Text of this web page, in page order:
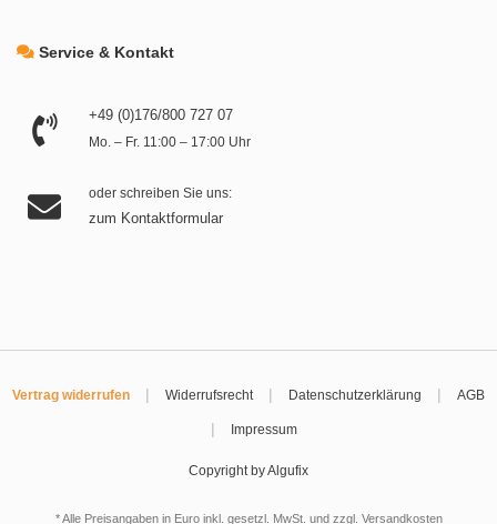
Service & Kontakt
+49 (0)176/800 727 07
Mo. – Fr. 11:00 – 17:00 Uhr
oder schreiben Sie uns:
zum Kontaktformular
Vertrag widerrufen | Widerrufsrecht | Datenschutzerklärung | AGB
| Impressum
Copyright by Algufix
* Alle Preisangaben in Euro inkl. gesetzl. MwSt. und zzgl. Versandkosten